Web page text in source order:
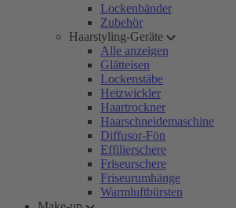
Lockenbänder
Zubehör
Haarstyling-Geräte
Alle anzeigen
Glätteisen
Lockenstäbe
Heizwickler
Haartrockner
Haarschneidemaschine
Diffusor-Fön
Effilierschere
Friseurschere
Friseurumhänge
Warmluftbürsten